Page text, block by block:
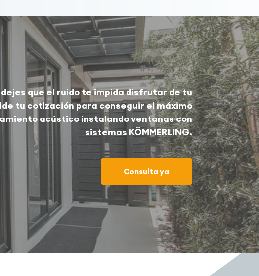
dejes que el ruido te impida disfrutar de tu
tu cotización para conseguir el máximo
acústico instalando ventanas con
sistemas KÖMMERLING.
Consulta ya